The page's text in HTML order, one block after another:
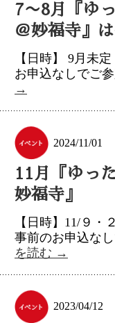
7〜8月『ゆ
＠妙福寺』
【日時】 9月未
お申込なしでご
→
2024/11/01
11月『ゆっ
妙福寺』
【日時】11/９・
事前のお申込な
を読む →
2023/04/12